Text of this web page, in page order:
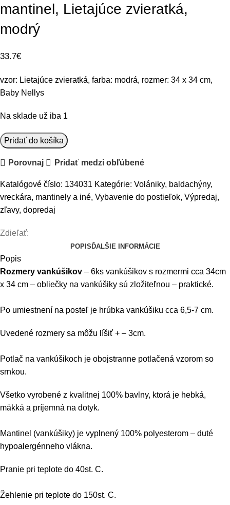
mantinel, Lietajúce zvieratká,
modrý
33.7€
vzor: Lietajúce zvieratká, farba: modrá, rozmer: 34 x 34 cm,
Baby Nellys
Na sklade už iba 1
množstvo
Baby
Nellys
vankúšikový
mantinel,
Lietajúce
zvieratká,
Pridať do košíka
Porovnaj Pridať medzi obľúbené
Katalógové číslo: 134031 Kategórie: Volániky, baldachýny,
vreckára, mantinely a iné, Vybavenie do postieľok, Výpredaj,
zľavy, dopredaj
Zdieľať:
POPIS ĎALŠIE INFORMÁCIE
Popis
Rozmery vankúšikov – 6ks vankúšikov s rozmermi cca 34cm
x 34 cm – obliečky na vankúšiky sú zložiteľnou – praktické.
Po umiestnení na posteľ je hrúbka vankúšiku cca 6,5-7 cm.
Uvedené rozmery sa môžu líšiť + – 3cm.
Potlač na vankúšikoch je obojstranne potlačená vzorom so
srnkou.
Všetko vyrobené z kvalitnej 100% bavlny, ktorá je hebká,
mäkká a príjemná na dotyk.
Mantinel (vankúšiky) je vyplnený 100% polyesterom – duté
hypoalergénneho vlákna.
Pranie pri teplote do 40st. C.
Žehlenie pri teplote do 150st. C.